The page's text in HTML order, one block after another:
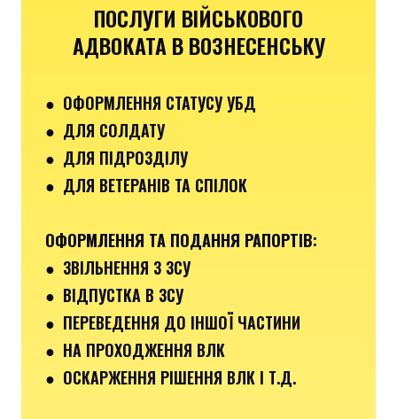
ПОСЛУГИ ВІЙСЬКОВОГО
АДВОКАТА В ВОЗНЕСЕНСЬКУ
● ОФОРМЛЕННЯ СТАТУСУ УБД
● ДЛЯ СОЛДАТУ
● ДЛЯ ПІДРОЗДІЛУ
● ДЛЯ ВЕТЕРАНІВ ТА СПІЛОК
ОФОРМЛЕННЯ ТА ПОДАННЯ РАПОРТІВ:
● ЗВІЛЬНЕННЯ З ЗСУ
● ВІДПУСТКА В ЗСУ
● ПЕРЕВЕДЕННЯ ДО ІНШОЇ ЧАСТИНИ
● НА ПРОХОДЖЕННЯ ВЛК
● ОСКАРЖЕННЯ РІШЕННЯ ВЛК І Т.Д.